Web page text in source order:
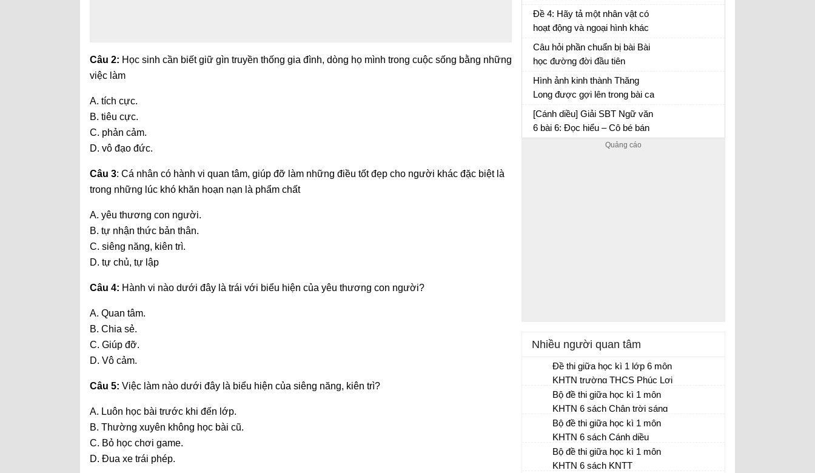
Câu 2: Học sinh cần biết giữ gìn truyền thống gia đình, dòng họ mình trong cuộc sống bằng những
việc làm
A. tích cực.
B. tiêu cực.
C. phản cảm.
D. vô đạo đức.
Câu 3: Cá nhân có hành vi quan tâm, giúp đỡ làm những điều tốt đẹp cho người khác đặc biệt là
trong những lúc khó khăn hoạn nạn là phẩm chất
A. yêu thương con người.
B. tự nhận thức bản thân.
C. siêng năng, kiên trì.
D. tự chủ, tự lập
Câu 4: Hành vi nào dưới đây là trái với biểu hiện của yêu thương con người?
A. Quan tâm.
B. Chia sẻ.
C. Giúp đỡ.
D. Vô cảm.
Câu 5: Việc làm nào dưới đây là biểu hiện của siêng năng, kiên trì?
A. Luôn học bài trước khi đến lớp.
B. Thường xuyên không học bài cũ.
C. Bỏ học chơi game.
D. Đua xe trái phép.
cây
Đề 4: Hãy tả một nhân vật có
hoạt động và ngoại hình khác
thường mà em đã có dịp quan
sát, đọc trong sách hoặc nghe
Câu hỏi phần chuẩn bị bài Bài
học đường đời đầu tiên
Hình ảnh kinh thành Thăng
Long được gợi lên trong bài ca
dao số 1 có điểm gì đặc biệt?
Soạn văn 6 trang 61 Chân trời sáng tạo
[Cánh diều] Giải SBT Ngữ văn
6 bài 6: Đọc hiểu – Cô bé bán
Nhiều người quan tâm
Đề thi giữa học kì 1 lớp 6 môn
KHTN trường THCS Phúc Lợi
244
Đề kiểm tra giữa kì 1 lớp 6 môn KHTN có
đáp án
Bộ đề thi giữa học kì 1 môn
KHTN 6 sách Chân trời sáng
tạo
Đề thi giữa học kì 1 môn KHTN 6 năm
2022 - 2023 sách Chân trời sáng tạo (có
đáp án và ma trận)
Bộ đề thi giữa học kì 1 môn
KHTN 6 sách Cánh diều
Đề thi giữa học kì 1 môn Khoa học tự
nhiên 6 năm 2022 - 2023 sách Cánh diều
Bộ đề thi giữa học kì 1 môn
KHTN 6 sách KNTT